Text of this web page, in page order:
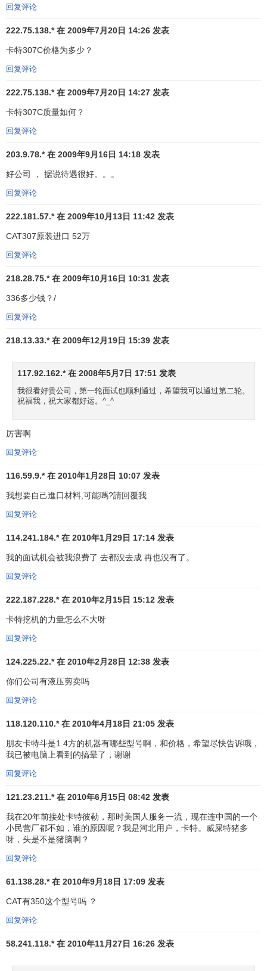
通过技术和制造寻求稳固的增长、提高的生产效率和创新，
实现 2020 愿景可使卡特彼勒成为一家适合工作、投资的
伟大公司，以及一个真正令人敬佩、使全球发展成为可能的
因为我们今天的努力，明天的世界将更美好。
Caterpillar公司在中国
卡特彼勒是世界上最大的土方工程机械和建筑机械的生
机的主要供应商。
供了产品和技术。迈向 21 世纪，我们的参与和承诺更坚定不
移。
为了加大投资力度和发展业务，卡特彼勒（中国）投资
有限公司于 1996 年在北京成立。今天，卡特彼勒在中国投资
机、履带行走装置、
式装载机、再造的工程机械零部件以及电力发电机组。
卡特彼勒（中国）投资有限公司已在中国建立了
周到的服务。由 5 个代理商组成的经销服务网络为各行各业
提供适用的机器和设备，并给予综合性售后服务，使用户在
作业中取得更高的经济效益。
卡特彼勒承诺，以领先的优势，为世界各地致力参与基
器，发动机产品和售后服务。
我们将与合作伙伴及用户一起，在
国卡特彼勒公司联系，请访问
回复评论
222.75.138.* 在 2009年7月20日 14:26 发表
卡特307C价格为多少？
回复评论
222.75.138.* 在 2009年7月20日 14:27 发表
卡特307C质量如何？
回复评论
203.9.78.* 在 2009年9月16日 14:18 发表
好公司 ， 据说待遇很好。。。
回复评论
222.181.57.* 在 2009年10月13日 11:42 发表
CAT307原装进口 52万
回复评论
218.28.75.* 在 2009年10月16日 10:31 发表
336多少钱？/
回复评论
218.13.33.* 在 2009年12月19日 15:39 发表
117.92.162.* 在 2008年5月7日 17:51 发表
我很看好贵公司，第一轮面试也顺利通过，希望我可以通过第二轮。
祝福我，祝大家都好运。^_^
厉害啊
回复评论
116.59.9.* 在 2010年1月28日 10:07 发表
我想要自己進口材料,可能嗎?請回覆我
回复评论
114.241.184.* 在 2010年1月29日 17:14 发表
我的面试机会被我浪费了 去都没去成 再也没有了。
回复评论
222.187.228.* 在 2010年2月15日 15:12 发表
卡特挖机的力量怎么不大呀
回复评论
124.225.22.* 在 2010年2月28日 12:38 发表
你们公司有液压剪卖吗
回复评论
118.120.110.* 在 2010年4月18日 21:05 发表
朋友卡特斗是1.4方的机器有哪些型号啊，和价格，希望尽快告诉哦，
我已被电脑上看到的搞晕了，谢谢
回复评论
121.23.211.* 在 2010年6月15日 08:42 发表
我在20年前接处卡特彼勒，那时美国人服务一流，现在连中国的一个
小民营厂都不如，谁的原因呢？我是河北用户，卡特。威屎特猪多
呀，头是不是猪脑啊？
回复评论
61.138.28.* 在 2010年9月18日 17:09 发表
CAT有350这个型号吗 ？
回复评论
58.241.118.* 在 2010年11月27日 16:26 发表